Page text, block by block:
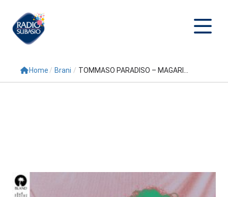
Cerca
Programmi
Conduttori
Home / Brani / TOMMASO PARADISO – MAGARI...